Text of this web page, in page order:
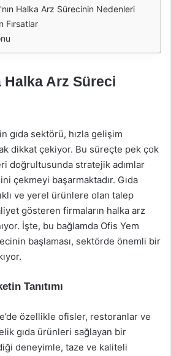
Halka Arz Sürecinin Nedenleri
Fırsatlar
Halka Arz Süreci
gıda sektörü, hızla gelişim
dikkat çekiyor. Bu süreçte pek çok
doğrultusunda stratejik adımlar
çekmeyi başarmaktadır. Gıda
ve yerel ürünlere olan talep
gösteren firmaların halka arz
İşte, bu bağlamda Ofis Yem
başlaması, sektörde önemli bir
Tanıtımı
özellikle ofisler, restoranlar ve
gıda ürünleri sağlayan bir
deneyimle, taze ve kaliteli